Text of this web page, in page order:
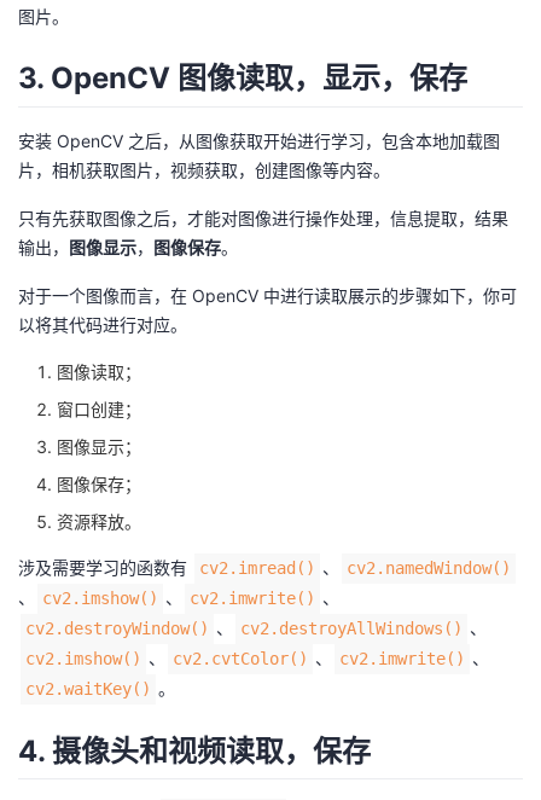
堂
我
的
程
我
认
证
的
实
验
我
的
收
我
的
技
支
持
我
的
声
建
议
图片。
3. OpenCV 图像读取，显示，保存
安装 OpenCV 之后，从图像获取开始进行学习，包含本地加载图
片，相机获取图片，视频获取，创建图像等内容。
只有先获取图像之后，才能对图像进行操作处理，信息提取，结果
输出， 图像显示， 图像保存。
对于一个图像而言，在 OpenCV 中进行读取展示的步骤如下，你可
以将其代码进行对应。
图像读取；
窗口创建；
图像显示；
图像保存；
资源释放。
涉及需要学习的函数有 cv2.imread() 、 cv2.namedWindow()
、 cv2.imshow() 、 cv2.imwrite() 、
cv2.destroyWindow() 、 cv2.destroyAllWindows() 、
cv2.imshow() 、 cv2.cvtColor() 、 cv2.imwrite() 、
cv2.waitKey() 。
4. 摄像头和视频读取，保存